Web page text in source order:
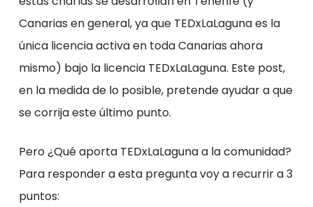
Canarias en general, ya que TEDxLaLaguna es la
única licencia activa en toda Canarias ahora
mismo) bajo la licencia TEDxLaLaguna. Este post,
en la medida de lo posible, pretende ayudar a que
se corrija este último punto.
Pero ¿Qué aporta TEDxLaLaguna a la comunidad?
Para responder a esta pregunta voy a recurrir a 3
puntos: